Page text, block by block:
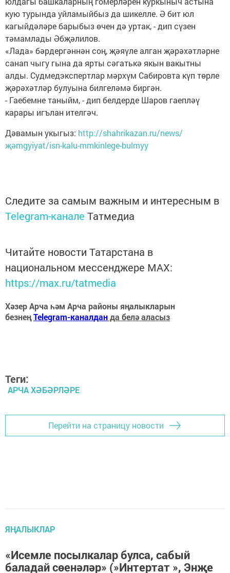
кую турында уйламыйбыз да шикелле. Ә бит юл
кагыйдәләре барыбыз өчен дә уртак, - дип сүзен
тәмамлады Әбҗәлилов.
«Лада» бәрдергәннән соң, җәяүле алган җәрәхәтләрне
санап чыгу гына да ярты сәгатькә якын вакытны
алды. Судмедэкспертлар мәрхүм Сабировта күп төрле
җәрәхәтләр булуына билгеләмә биргән.
- Гаебемне таныйм, - дип белдерде Шаров гаепләү
карары игълан ителгәч.
Дәвамын укыгыз: http://shahrikazan.ru/news/
җәmgyiyat/isn-kalu-mmkinlege-bulmyy
Следите за самым важным и интересным в
Telegram-канале Татмедиа
Читайте новости Татарстана в
национальном мессенджере MАХ:
https://max.ru/tatmedia
Хәзер Арча һәм Арча районы яңалыкларын
безнеңTelegram-каналданда белә аласыз
Теги:
АРЧА ХӘБӘРЛӘРЕ
Перейти на страницу новости
ЯҢАЛЫКЛАР
«Исемле посылкалар булса, сабый
баладай сөенәләр» (»Интертат », Энҗе